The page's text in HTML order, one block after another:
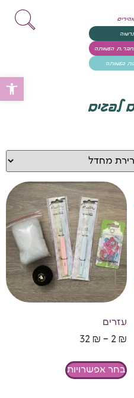
העמותה
בעמותה
לפגים
עזרים
2 ₪
–
32 ₪
בחר אפשרויות